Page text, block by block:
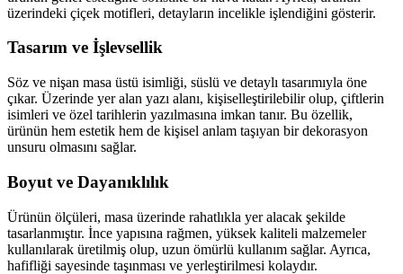
üzerindeki çiçek motifleri, detayların incelikle işlendiğini gösterir.
Tasarım ve İşlevsellik
Söz ve nişan masa üstü isimliği, süslü ve detaylı tasarımıyla öne
çıkar. Üzerinde yer alan yazı alanı, kişiselleştirilebilir olup, çiftlerin
isimleri ve özel tarihlerin yazılmasına imkan tanır. Bu özellik,
ürünün hem estetik hem de kişisel anlam taşıyan bir dekorasyon
unsuru olmasını sağlar.
Boyut ve Dayanıklılık
Ürünün ölçüleri, masa üzerinde rahatlıkla yer alacak şekilde
tasarlanmıştır. İnce yapısına rağmen, yüksek kaliteli malzemeler
kullanılarak üretilmiş olup, uzun ömürlü kullanım sağlar. Ayrıca,
hafifliği sayesinde taşınması ve yerleştirilmesi kolaydır.